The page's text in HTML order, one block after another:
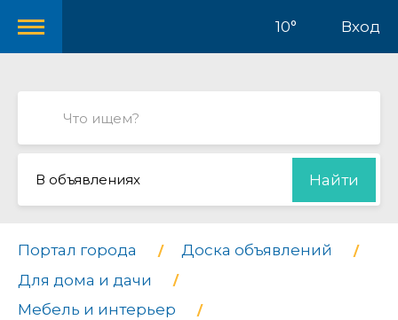
10° Вход
В объявлениях Найти
Портал города
Доска объявлений
Для дома и дачи
Мебель и интерьер